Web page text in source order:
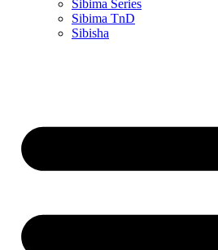
Sibima Series
Sibima TnD
Sibisha